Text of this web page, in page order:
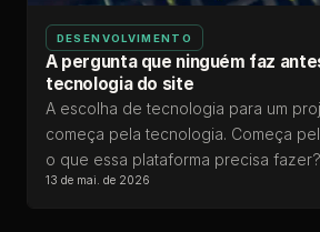
DESENVOLVIMENTO
A pergunta que ninguém faz
tecnologia do site
A escolha de tecnologia para um
começa pela tecnologia. Começa
o que essa plataforma precisa fazer?
13 de mai. de 2026